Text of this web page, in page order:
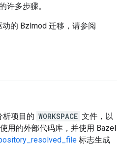
许多步骤。
动的 Bzlmod 迁移，请参阅
析项目的 WORKSPACE 文件，以
用的外部代码库，并使用 Bazel
标志生成